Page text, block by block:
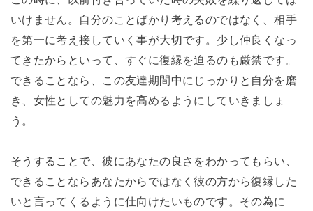
いけません。自分のことばかり考えるのではなく、相手
を第一に考え接していく事が大切です。少し仲良くなっ
てきたからといって、すぐに復縁を迫るのも厳禁です。
できることなら、この友達期間中にじっかりと自分を磨
き、女性としての魅力を高めるようにしていきましょ
う。
そうすることで、彼にあなたの良さをわかってもらい、
できることならあなたからではなく彼の方から復縁した
いと言ってくるように仕向けたいものです。その為に